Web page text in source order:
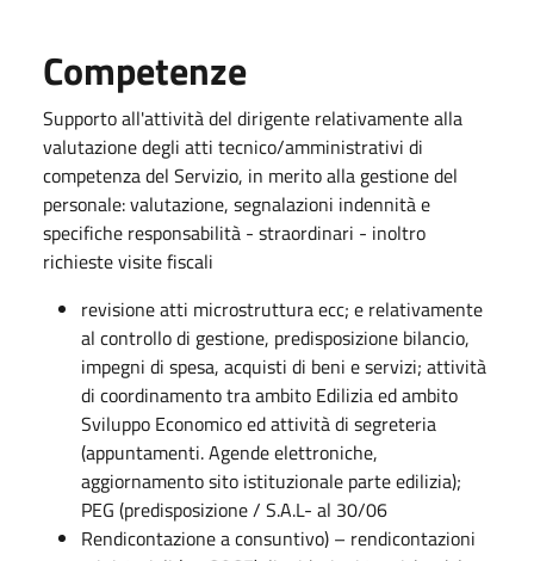
Competenze
Supporto all'attività del dirigente relativamente alla
valutazione degli atti tecnico/amministrativi di
competenza del Servizio, in merito alla gestione del
personale: valutazione, segnalazioni indennità e
specifiche responsabilità - straordinari - inoltro
richieste visite fiscali
revisione atti microstruttura ecc; e relativamente
al controllo di gestione, predisposizione bilancio,
impegni di spesa, acquisti di beni e servizi; attività
di coordinamento tra ambito Edilizia ed ambito
Sviluppo Economico ed attività di segreteria
(appuntamenti. Agende elettroniche,
aggiornamento sito istituzionale parte edilizia);
PEG (predisposizione / S.A.L- al 30/06
Rendicontazione a consuntivo) – rendicontazioni